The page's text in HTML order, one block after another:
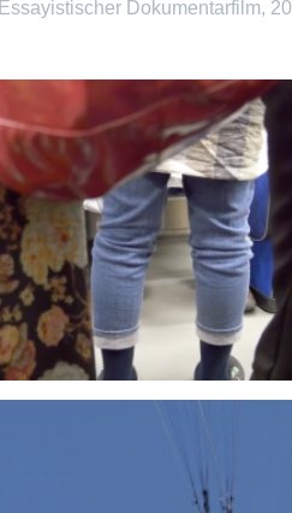
Essayistischer Dokumentarfilm,